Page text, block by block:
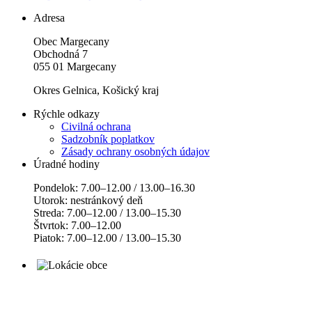
Adresa
Obec Margecany
Obchodná 7
055 01 Margecany
Okres Gelnica, Košický kraj
Rýchle odkazy
Civilná ochrana
Sadzobník poplatkov
Zásady ochrany osobných údajov
Úradné hodiny
Pondelok: 7.00–12.00 / 13.00–16.30
Utorok: nestránkový deň
Streda: 7.00–12.00 / 13.00–15.30
Štvrtok: 7.00–12.00
Piatok: 7.00–12.00 / 13.00–15.30